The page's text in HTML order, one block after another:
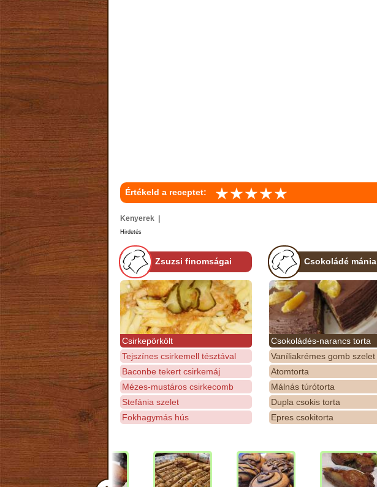
Értékeld a receptet:
Kenyerek |
Hirdetés
Zsuzsi finomságai
Csirkepörkölt
Tejszínes csirkemell tésztával
Baconbe tekert csirkemáj
Mézes-mustáros csirkecomb
Stefánia szelet
Fokhagymás hús
Csokoládé mánia
Csokoládés-narancs torta
Vaníliakrémes gomb szelet
Atomtorta
Málnás túrótorta
Dupla csokis torta
Epres csokitorta